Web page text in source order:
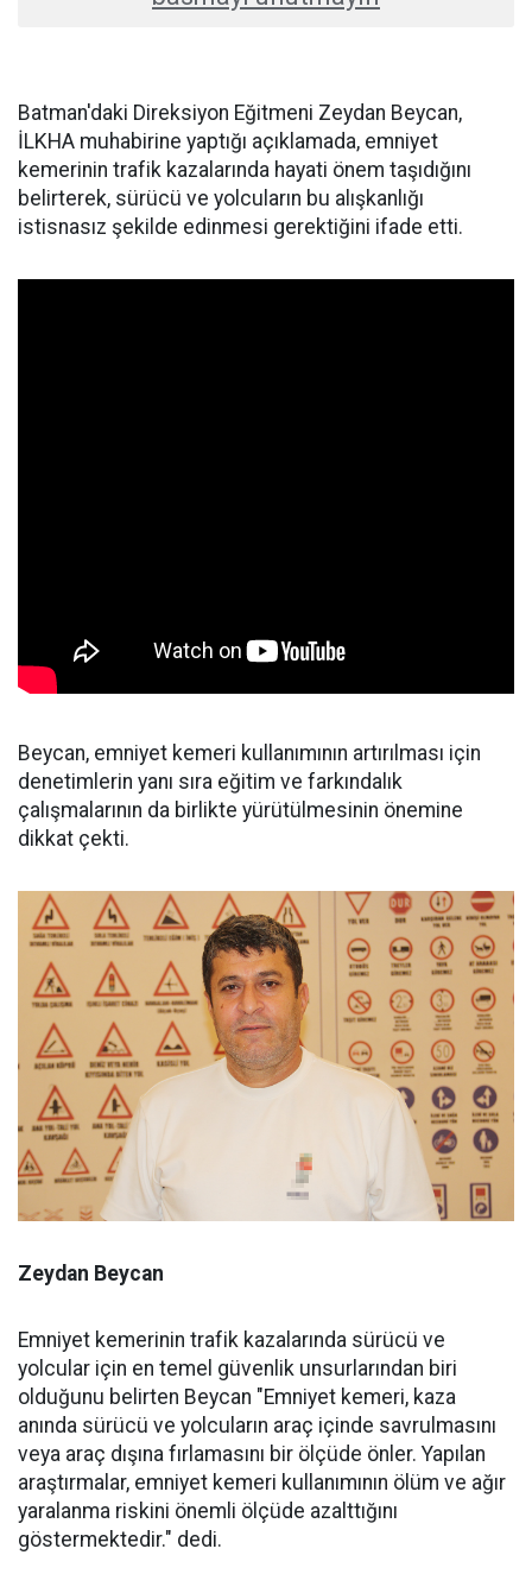
Batman'daki Direksiyon Eğitmeni Zeydan Beycan,
İLKHA muhabirine yaptığı açıklamada, emniyet
kemerinin trafik kazalarında hayati önem taşıdığını
belirterek, sürücü ve yolcuların bu alışkanlığı
istisnasız şekilde edinmesi gerektiğini ifade etti.
Beycan, emniyet kemeri kullanımının artırılması için
denetimlerin yanı sıra eğitim ve farkındalık
çalışmalarının da birlikte yürütülmesinin önemine
dikkat çekti.
Zeydan Beycan
Emniyet kemerinin trafik kazalarında sürücü ve
yolcular için en temel güvenlik unsurlarından biri
olduğunu belirten Beycan "Emniyet kemeri, kaza
anında sürücü ve yolcuların araç içinde savrulmasını
veya araç dışına fırlamasını bir ölçüde önler. Yapılan
araştırmalar, emniyet kemeri kullanımının ölüm ve ağır
yaralanma riskini önemli ölçüde azalttığını
göstermektedir." dedi.